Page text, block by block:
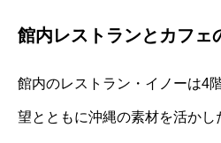
館内レストランとカフェ
館内のレストラン・イノーは4
望とともに沖縄の素材を活かし